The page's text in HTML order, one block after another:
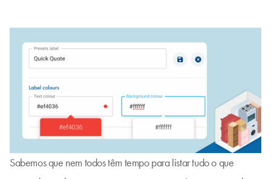
Sabemos que nem todos têm tempo para listar tudo o que